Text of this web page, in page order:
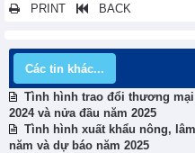
PRINT BACK
Các tin khác...
Tình hình trao đổi thương
2024 và nửa đầu năm 2025
Tình hình xuất khẩu nông,
năm và dự báo năm 2025